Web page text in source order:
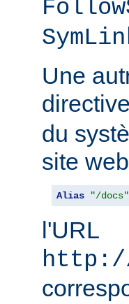
Une
directive
du
site
Alias "/docs"
l'URL
http://